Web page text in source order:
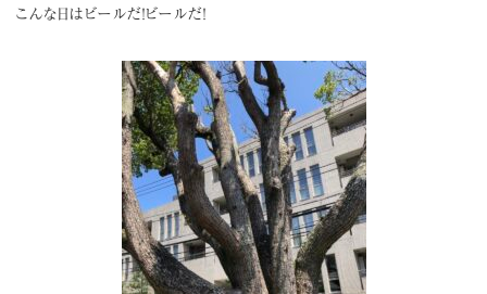
こんな日はビールだ！ビールだ！